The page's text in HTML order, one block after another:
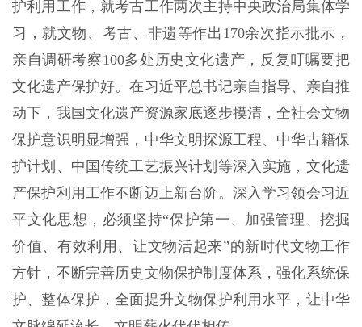
护利用工作，就考古工作两次主持中央政治局集体学
习，就文物、考古、非遗等作出170余次指示批示，
亲自调研考察100多处历史文化遗产，反复叮嘱要把
文化遗产保护好。在习近平总书记亲自指导、亲自推
动下，我国文化遗产资源家底逐步摸清，全社会文物
保护意识明显增强，中华文明探源工程、中华古籍保
护计划、中国传统工艺振兴计划等深入实施，文化遗
产保护利用工作不断迈上新台阶。深入学习领会习近
平文化思想，必须坚持“保护第一、加强管理、挖掘
价值、有效利用、让文物活起来”的新时代文物工作
方针，不断完善历史文物保护制度体系，强化系统保
护、整体保护，全面提升文物保护利用水平，让中华